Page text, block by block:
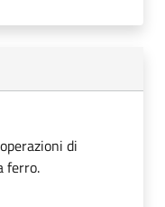
di
ferro.